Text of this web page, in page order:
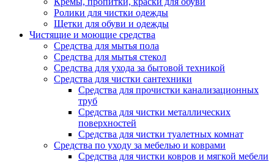
Ролики для чистки одежды
Щетки для обуви и одежды
Чистящие и моющие средства
Средства для мытья пола
Средства для мытья стекол
Средства для ухода за бытовой техникой
Средства для чистки сантехники
Средства для прочистки канализационных
труб
Средства для чистки металлических
поверхностей
Средства для чистки туалетных комнат
Средства по уходу за мебелью и коврами
Средства для чистки ковров и мягкой мебели